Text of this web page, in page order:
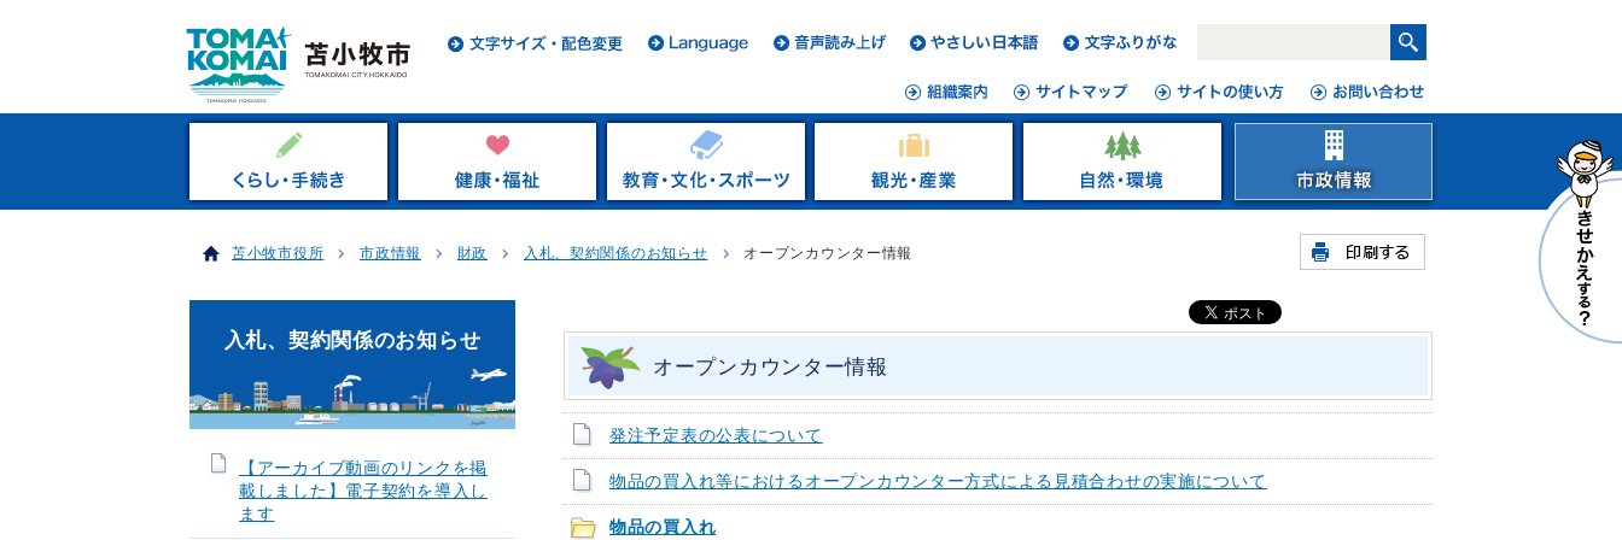
苫小牧市役所 市政情報 財政 入札、契約関係のお知らせ オープンカウンター情報
オープンカウンター情報
発注予定表の公表について
物品の買入れ等におけるオープンカウンター方式による見積合わせの実施について
物品の買入れ
入札、契約関係のお知らせ
【アーカイブ動画のリンクを掲
載しました】電子契約を導入し
ます